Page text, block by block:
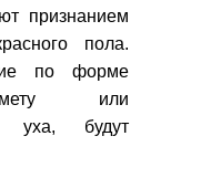
признанием
пола.
по форме
или
уха, будут